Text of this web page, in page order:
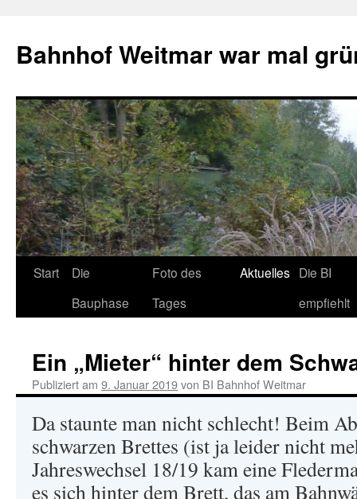
Bahnhof Weitmar war mal
Start
Die
Bauphase
Foto des
Tages
Aktuelles Die BI
empfiehlt
Ein „Mieter“ hinter dem
Publiziert am 9. Januar 2019von BI Bahnhof Weitmar
Da staunte man nicht schlecht! Beim
schwarzen Brettes (ist ja leider nicht
Jahreswechsel 18/19 kam eine
es sich hinter dem Brett, das am